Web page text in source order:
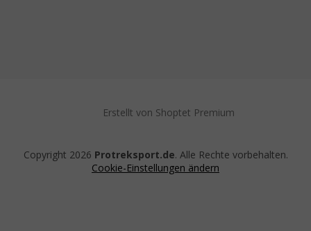
Erstellt von Shoptet Premium
Copyright 2026 Protreksport.de. Alle Rechte vorbehalten.
Cookie-Einstellungen ändern